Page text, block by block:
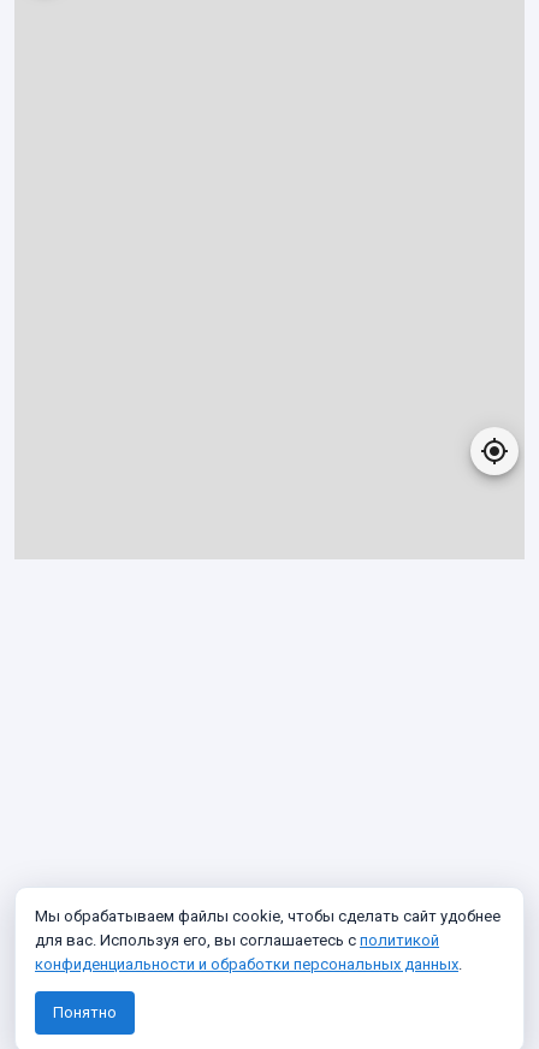
Мы обрабатываем файлы cookie, чтобы сделать сайт удобнее
для вас. Используя его, вы соглашаетесь с политикой
конфиденциальности и обработки персональных данных.
Понятно